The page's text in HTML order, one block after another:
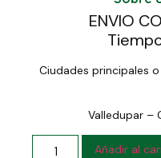
ENVIO
Ciudades principales
Valledupar –
Añadir al